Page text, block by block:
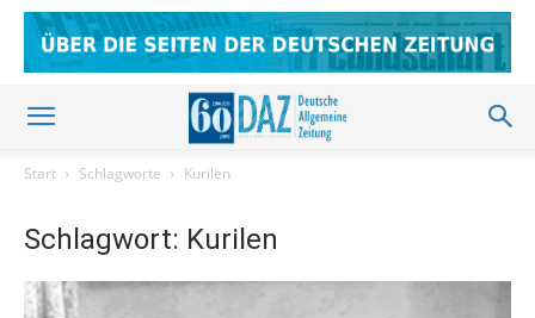
Start Schlagworte Kurilen
Schlagwort: Kurilen